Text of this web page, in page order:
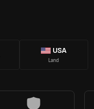
USA
Land